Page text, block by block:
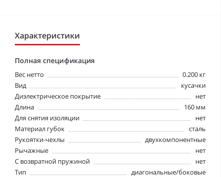
Характеристики
Полная спецификация
Вес нетто
0.200 кг
Вид
кусачки
Диэлектрическое покрытие
нет
Длина
160 мм
Для снятия изоляции
нет
Материал губок
сталь
Рукоятки-чехлы
двухкомпонентные
Рычажные
нет
С возвратной пружиной
нет
Тип
диагональные/боковые